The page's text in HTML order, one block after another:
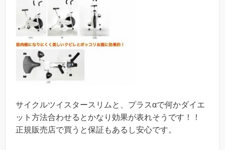
サイクルツイスタースリムと、プラスαで何かダイエ
ット方法合わせるとかなり効果が表れそうです！！
正規販売店で買うと保証もあるし安心です。